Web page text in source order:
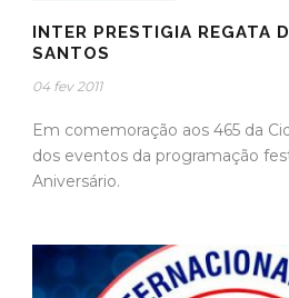
INTER PRESTIGIA REGATA
SANTOS
04 fev 2011
Em comemoração aos 465 da
dos eventos da programação
Aniversário.